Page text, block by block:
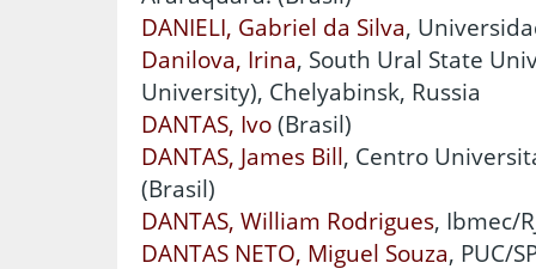
DANIELI, Gabriel da Silva,
Danilova, Irina, South Ural State
University), Chelyabinsk, Russia
DANTAS, Ivo(Brasil)
DANTAS, James Bill, Centro
(Brasil)
DANTAS, William Rodrigues, Ibmec/
DANTAS NETO, Miguel Souza, PUC/